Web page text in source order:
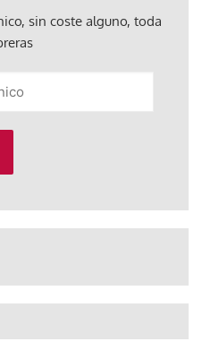
sin coste alguno, toda